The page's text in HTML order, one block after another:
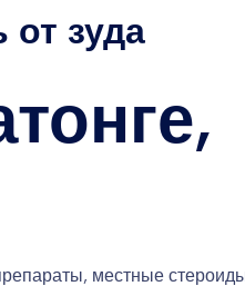
от зуда
местные